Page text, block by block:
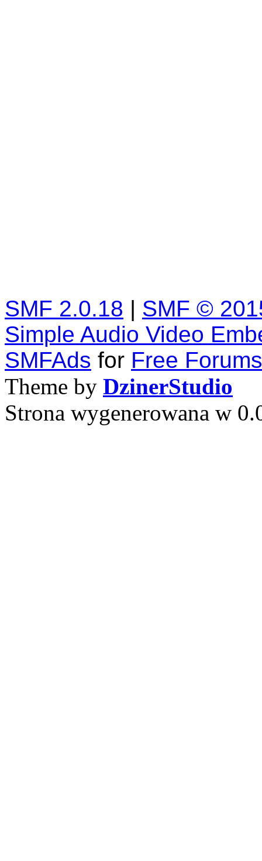
SMF 2.0.18 | SMF ©
Simple Audio Video
SMFAds for Free Forums
Theme by DzinerStudio
Strona wygenerowana w